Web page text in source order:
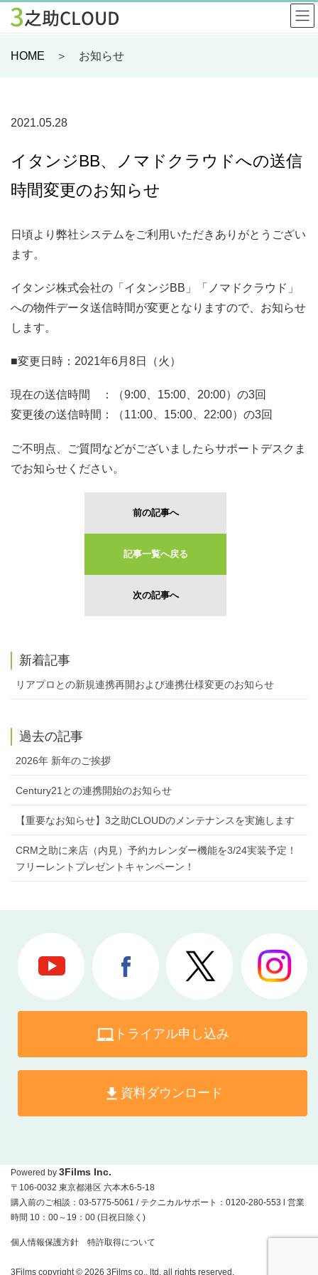
HOME ＞ お知らせ
2021.05.28
イタンジBB、ノマドクラウドへの送信
時間変更のお知らせ
日頃より弊社システムをご利用いただきありがとうござい
ます。
イタンジ株式会社の「イタンジBB」「ノマドクラウド」
への物件データ送信時間が変更となりますので、お知らせ
します。
■変更日時：2021年6月8日（火）
現在の送信時間 ：（9:00、15:00、20:00）の3回
変更後の送信時間：（11:00、15:00、22:00）の3回
ご不明点、ご質問などがございましたらサポートデスクま
でお知らせください。
前の記事へ
記事一覧へ戻る
次の記事へ
新着記事
リアプロとの新規連携再開および連携仕様変更のお知らせ
過去の記事
2026年 新年のご挨拶
Century21との連携開始のお知らせ
【重要なお知らせ】3之助CLOUDのメンテナンスを実施します
CRM之助に来店（内見）予約カレンダー機能を3/24実装予定！
フリーレントプレゼントキャンペーン！
トライアル申し込み
資料ダウンロード
Powered by 3Films Inc.
〒106-0032 東京都港区 六本木6-5-18
購入前のご相談：03-5775-5061 / テクニカルサポート：0120-280-553 l 営業
時間 10：00～19：00 (日祝日除く)
個人情報保護方針 特許取得について
3Films copyright © 2026 3Films co., ltd. all rights reserved.